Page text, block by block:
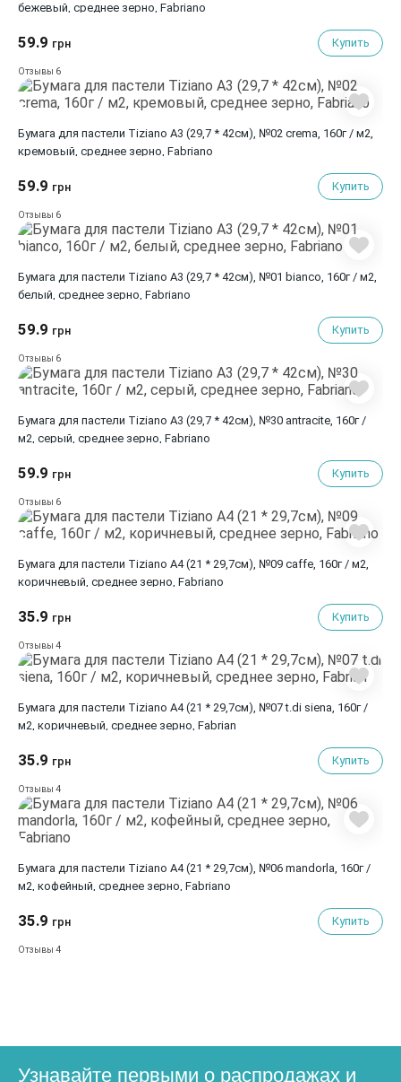
бежевый, среднее зерно, Fabriano
59.9 грн Купить
Отзывы 6
Бумага для пастели Tiziano A3 (29,7 * 42см), №02 crema, 160г / м2,
кремовый, среднее зерно, Fabriano
59.9 грн Купить
Отзывы 6
Бумага для пастели Tiziano A3 (29,7 * 42см), №01 bianco, 160г / м2,
белый, среднее зерно, Fabriano
59.9 грн Купить
Отзывы 6
Бумага для пастели Tiziano A3 (29,7 * 42см), №30 antracite, 160г /
м2, серый, среднее зерно, Fabriano
59.9 грн Купить
Отзывы 6
Бумага для пастели Tiziano A4 (21 * 29,7см), №09 caffe, 160г / м2,
коричневый, среднее зерно, Fabriano
35.9 грн Купить
Отзывы 4
Бумага для пастели Tiziano A4 (21 * 29,7см), №07 t.di siena, 160г /
м2, коричневый, среднее зерно, Fabrian
35.9 грн Купить
Отзывы 4
Бумага для пастели Tiziano A4 (21 * 29,7см), №06 mandorla, 160г /
м2, кофейный, среднее зерно, Fabriano
35.9 грн Купить
Отзывы 4
Узнавайте первыми о распродажах и